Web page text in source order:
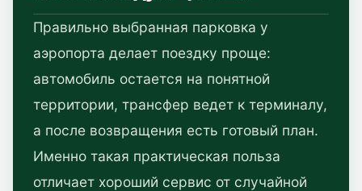
Правильно выбранная парковка у
аэропорта делает поездку проще:
автомобиль остается на понятной
территории, трансфер ведет к терминалу,
а после возвращения есть готовый план.
Именно такая практическая польза
отличает хороший сервис от случайной